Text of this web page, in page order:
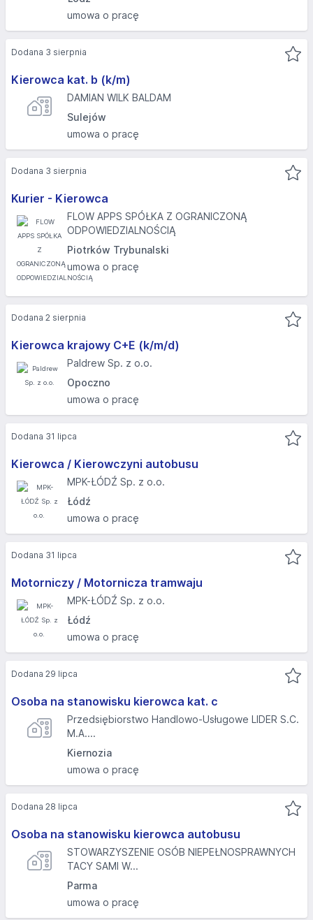
umowa o pracę
Kierowca kat. b (k/m)
DAMIAN WILK BALDAM
Sulejów
umowa o pracę
Dodana 3 sierpnia
Kurier - Kierowca
FLOW APPS SPÓŁKA Z OGRANICZONĄ
ODPOWIEDZIALNOŚCIĄ
Piotrków Trybunalski
umowa o pracę
Dodana 3 sierpnia
Kierowca krajowy C+E (k/m/d)
Paldrew Sp. z o.o.
Opoczno
umowa o pracę
Dodana 2 sierpnia
Kierowca / Kierowczyni autobusu
MPK-ŁÓDŹ Sp. z o.o.
Łódź
umowa o pracę
Dodana 31 lipca
Motorniczy / Motornicza tramwaju
MPK-ŁÓDŹ Sp. z o.o.
Łódź
umowa o pracę
Dodana 31 lipca
Osoba na stanowisku kierowca kat. c
Przedsiębiorstwo Handlowo-Usługowe LIDER S.C.
M.A....
Kiernozia
umowa o pracę
Dodana 29 lipca
Osoba na stanowisku kierowca autobusu
STOWARZYSZENIE OSÓB NIEPEŁNOSPRAWNYCH
TACY SAMI W...
Parma
umowa o pracę
Dodana 28 lipca